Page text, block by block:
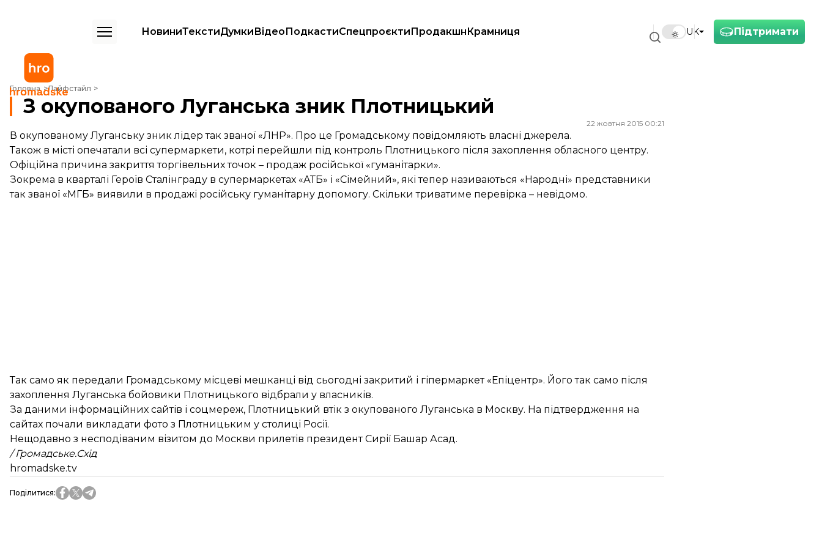
Підтримати
UK
НовиниТекстиДумкиВідеоПодкастиСпецпроєктиПродакшнКрамниця
Головна Лайфстайл
З окупованого Луганська зник Плотницький
З окупованого Луганська зник Плотницький
22 жовтня 2015 00:21
В окупованому Луганську зник лідер так званої «ЛНР». Про це Громадському повідомляють власні джерела.
Також в місті опечатали всі супермаркети, котрі перейшли під контроль Плотницького після захоплення обласного центру.
Офіційна причина закриття торгівельних точок – продаж російської «гуманітарки».
Зокрема в кварталі Героїв Сталінграду в супермаркетах «АТБ» і «Сімейний», які тепер називаються «Народні» представники
так званої «МГБ» виявили в продажі російську гуманітарну допомогу. Скільки триватиме перевірка – невідомо.
Так само як передали Громадському місцеві мешканці від сьогодні закритий і гіпермаркет «Епіцентр». Його так само після
захоплення Луганська бойовики Плотницького відбрали у власників.
За даними інформаційних сайтів і соцмереж, Плотницький втік з окупованого Луганська в Москву. На підтвердження на
сайтах почали викладати фото з Плотницьким у столиці Росії.
Нещодавно з несподіваним візитом до Москви прилетів президент Сирії Башар Асад.
/ Громадське.Схід
hromadske.tv
Поділитися: